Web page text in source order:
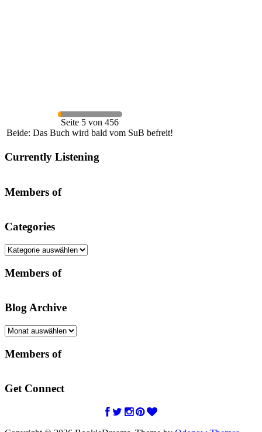
Seite 5 von 456
Beide: Das Buch wird bald vom SuB befreit!
Currently Listening
Members of
Categories
Categories
Members of
Blog Archive
Blog
Members of
Get Connect